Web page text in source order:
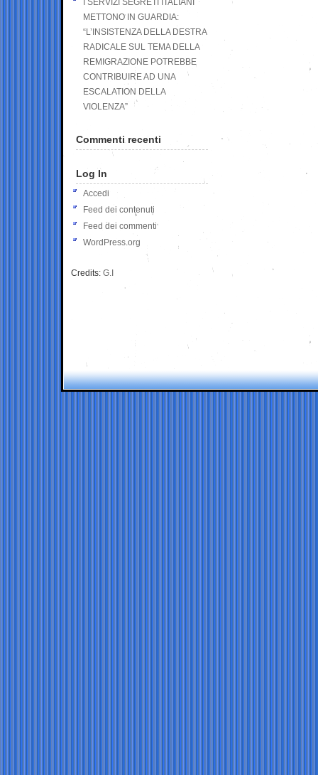
I SERVIZI SEGRETI ITALIANI
METTONO IN GUARDIA:
“L’INSISTENZA DELLA DESTRA
RADICALE SUL TEMA DELLA
REMIGRAZIONE POTREBBE
CONTRIBUIRE AD UNA
ESCALATION DELLA
VIOLENZA”
Commenti recenti
Log In
Accedi
Feed dei contenuti
Feed dei commenti
WordPress.org
Credits: G.I